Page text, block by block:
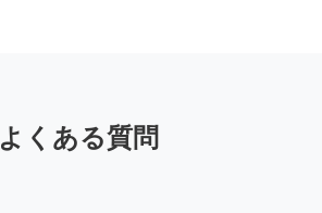
よくある質問